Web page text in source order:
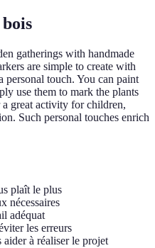
gatherings with handmade
are simple to create with
personal touch. You can paint
use them to mark the plants
great activity for children,
Such personal touches enrich
plaît le plus
nécessaires
adéquat
les erreurs
à réaliser le projet